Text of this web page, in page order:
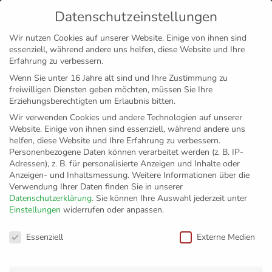
MENÜ
Disclaimer Impressum Datenschutz
Ein Europameister
Datenschutzeinstellungen
Wir nutzen Cookies auf unserer Website. Einige von ihnen sind
essenziell, während andere uns helfen, diese Website und Ihre
Erfahrung zu verbessern.
Wenn Sie unter 16 Jahre alt sind und Ihre Zustimmung zu
freiwilligen Diensten geben möchten, müssen Sie Ihre
Erziehungsberechtigten um Erlaubnis bitten.
Wir verwenden Cookies und andere Technologien auf unserer
Website. Einige von ihnen sind essenziell, während andere uns
helfen, diese Website und Ihre Erfahrung zu verbessern.
Personenbezogene Daten können verarbeitet werden (z. B. IP-
Adressen), z. B. für personalisierte Anzeigen und Inhalte oder
Anzeigen- und Inhaltsmessung. Weitere Informationen über die
Verwendung Ihrer Daten finden Sie in unserer
Datenschutzerklärung. Sie können Ihre Auswahl jederzeit unter
Einstellungen widerrufen oder anpassen.
Datenschutzeinstellungen
Essenziell Externe Medien